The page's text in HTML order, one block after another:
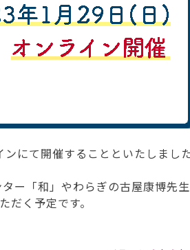
にて開催することといたしまし
ー「和」やわらぎの古屋康博先
く予定です。